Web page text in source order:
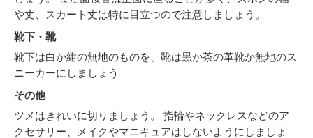
や丈、スカート丈は特に目立つので注意しましょう。
靴下・靴
靴下は白か紺の無地のものを、靴は黒か茶の革靴か無地のス
ニーカーにしましょう
その他
ツメはきれいに切りましょう。 指輪やネックレスなどのア
クセサリー、メイクやマニキュアはしないようにしましょ